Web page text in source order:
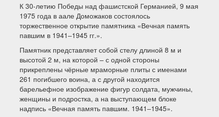
К 30-летию Победы над фашистской Германией, 9 мая
1975 года в аале Доможаков состоялось
торжественное открытие памятника «Вечная память
павшим в 1941‒1945 гг.».
Памятник представляет собой стелу длиной 8 м и
высотой 2 м, на которой – с одной стороны
прикреплены чёрные мраморные плиты с именами
261 погибшего воина, а с другой находится
барельефное изображение фигур солдата, мужчины,
женщины и подростка, а на выступающем блоке
надпись «Вечная память павшим. 1941‒1945».